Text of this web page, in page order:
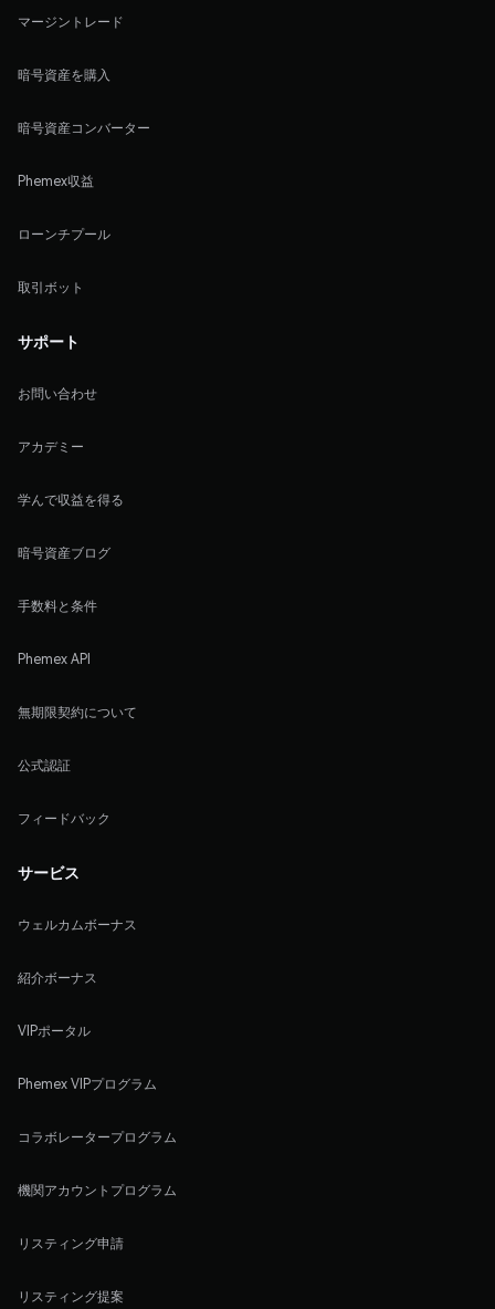
マージントレード
暗号資産を購入
暗号資産コンバーター
Phemex収益
ローンチプール
取引ボット
サポート
お問い合わせ
アカデミー
学んで収益を得る
暗号資産ブログ
手数料と条件
Phemex API
無期限契約について
公式認証
フィードバック
サービス
ウェルカムボーナス
紹介ボーナス
VIPポータル
Phemex VIPプログラム
コラボレータープログラム
機関アカウントプログラム
リスティング申請
リスティング提案